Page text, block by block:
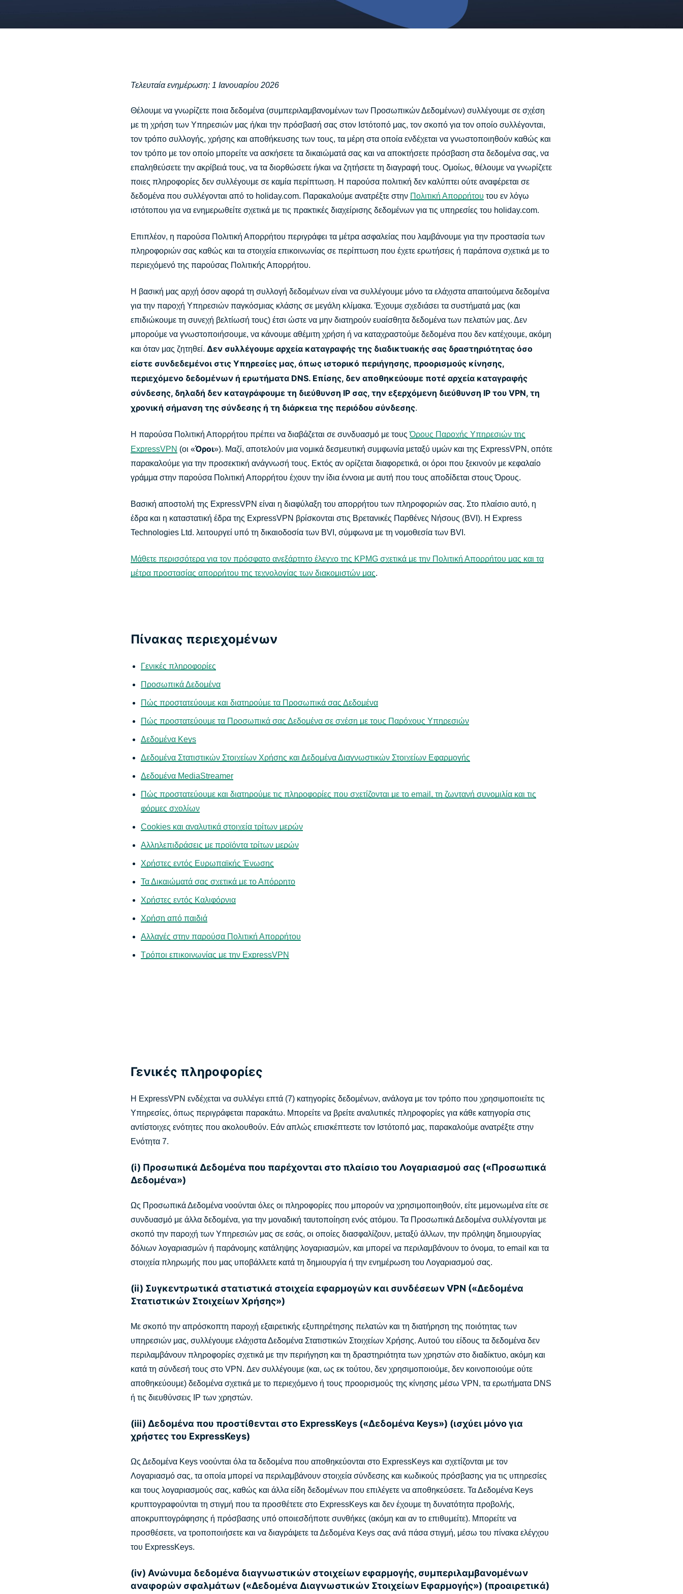
τεχνολογία
Defender
Ισχυρό πακέτο
εργαλείων
προστασίας
ταυτότητας,
παρακολούθησης
και αφαίρεσης
δεδομένων.
Τελευταία ενημέρωση: 1 Ιανουαρίου 2026
Θέλουμε να γνωρίζετε ποια δεδομένα (συμπεριλαμβανομένων των Προσωπικών Δεδομένων) συλλέγουμε σε σχέση
με τη χρήση των Υπηρεσιών μας ή/και την πρόσβασή σας στον Ιστότοπό μας, τον σκοπό για τον οποίο συλλέγονται,
τον τρόπο συλλογής, χρήσης και αποθήκευσης των τους, τα μέρη στα οποία ενδέχεται να γνωστοποιηθούν καθώς και
τον τρόπο με τον οποίο μπορείτε να ασκήσετε τα δικαιώματά σας και να αποκτήσετε πρόσβαση στα δεδομένα σας, να
επαληθεύσετε την ακρίβειά τους, να τα διορθώσετε ή/και να ζητήσετε τη διαγραφή τους. Ομοίως, θέλουμε να γνωρίζετε
ποιες πληροφορίες δεν συλλέγουμε σε καμία περίπτωση. Η παρούσα πολιτική δεν καλύπτει ούτε αναφέρεται σε
δεδομένα που συλλέγονται από το holiday.com. Παρακαλούμε ανατρέξτε στην Πολιτική Απορρήτου του εν λόγω
ιστότοπου για να ενημερωθείτε σχετικά με τις πρακτικές διαχείρισης δεδομένων για τις υπηρεσίες του holiday.com.
Επιπλέον, η παρούσα Πολιτική Απορρήτου περιγράφει τα μέτρα ασφαλείας που λαμβάνουμε για την προστασία των
πληροφοριών σας καθώς και τα στοιχεία επικοινωνίας σε περίπτωση που έχετε ερωτήσεις ή παράπονα σχετικά με το
περιεχόμενό της παρούσας Πολιτικής Απορρήτου.
Η βασική μας αρχή όσον αφορά τη συλλογή δεδομένων είναι να συλλέγουμε μόνο τα ελάχιστα απαιτούμενα δεδομένα
για την παροχή Υπηρεσιών παγκόσμιας κλάσης σε μεγάλη κλίμακα. Έχουμε σχεδιάσει τα συστήματά μας (και
επιδιώκουμε τη συνεχή βελτίωσή τους) έτσι ώστε να μην διατηρούν ευαίσθητα δεδομένα των πελατών μας. Δεν
μπορούμε να γνωστοποιήσουμε, να κάνουμε αθέμιτη χρήση ή να καταχραστούμε δεδομένα που δεν κατέχουμε, ακόμη
και όταν μας ζητηθεί. Δεν συλλέγουμε αρχεία καταγραφής της διαδικτυακής σας δραστηριότητας όσο
είστε συνδεδεμένοι στις Υπηρεσίες μας, όπως ιστορικό περιήγησης, προορισμούς κίνησης,
περιεχόμενο δεδομένων ή ερωτήματα DNS. Επίσης, δεν αποθηκεύουμε ποτέ αρχεία καταγραφής
σύνδεσης, δηλαδή δεν καταγράφουμε τη διεύθυνση IP σας, την εξερχόμενη διεύθυνση IP του VPN, τη
χρονική σήμανση της σύνδεσης ή τη διάρκεια της περιόδου σύνδεσης.
Η παρούσα Πολιτική Απορρήτου πρέπει να διαβάζεται σε συνδυασμό με τουςΌρους Παροχής Υπηρεσιών της
ExpressVPN (οι «Όροι»). Μαζί, αποτελούν μια νομικά δεσμευτική συμφωνία μεταξύ υμών και της ExpressVPN, οπότε
παρακαλούμε για την προσεκτική ανάγνωσή τους. Εκτός αν ορίζεται διαφορετικά, οι όροι που ξεκινούν με κεφαλαίο
γράμμα στην παρούσα Πολιτική Απορρήτου έχουν την ίδια έννοια με αυτή που τους αποδίδεται στους Όρους.
Βασική αποστολή της ExpressVPN είναι η διαφύλαξη του απορρήτου των πληροφοριών σας. Στο πλαίσιο αυτό, η
έδρα και η καταστατική έδρα της ExpressVPN βρίσκονται στις Βρετανικές Παρθένες Νήσους (BVI). Η Express
Technologies Ltd. λειτουργεί υπό τη δικαιοδοσία των BVI, σύμφωνα με τη νομοθεσία των BVI.
Μάθετε περισσότερα για τον πρόσφατο ανεξάρτητο έλεγχο της KPMG σχετικά με την Πολιτική Απορρήτου μας και τα
μέτρα προστασίας απορρήτου της τεχνολογίας των διακομιστών μας.
Πίνακας περιεχομένων
Γενικές πληροφορίες
Προσωπικά Δεδομένα
Πώς προστατεύουμε και διατηρούμε τα Προσωπικά σας Δεδομένα
Πώς προστατεύουμε τα Προσωπικά σας Δεδομένα σε σχέση με τους Παρόχους Υπηρεσιών
Δεδομένα Keys
Δεδομένα Στατιστικών Στοιχείων Χρήσης και Δεδομένα Διαγνωστικών Στοιχείων Εφαρμογής
Δεδομένα MediaStreamer
Πώς προστατεύουμε και διατηρούμε τις πληροφορίες που σχετίζονται με το email, τη ζωντανή συνομιλία και τις
φόρμες σχολίων
Cookies και αναλυτικά στοιχεία τρίτων μερών
Αλληλεπιδράσεις με προϊόντα τρίτων μερών
Χρήστες εντός Ευρωπαϊκής Ένωσης
Τα Δικαιώματά σας σχετικά με το Απόρρητο
Χρήστες εντός Καλιφόρνια
Χρήση από παιδιά
Αλλαγές στην παρούσα Πολιτική Απορρήτου
Τρόποι επικοινωνίας με την ExpressVPN
Γενικές πληροφορίες
Η ExpressVPN ενδέχεται να συλλέγει επτά (7) κατηγορίες δεδομένων, ανάλογα με τον τρόπο που χρησιμοποιείτε τις
Υπηρεσίες, όπως περιγράφεται παρακάτω. Μπορείτε να βρείτε αναλυτικές πληροφορίες για κάθε κατηγορία στις
αντίστοιχες ενότητες που ακολουθούν. Εάν απλώς επισκέπτεστε τον Ιστότοπό μας, παρακαλούμε ανατρέξτε στην
Ενότητα 7.
(i) Προσωπικά Δεδομένα που παρέχονται στο πλαίσιο του Λογαριασμού σας («Προσωπικά
Δεδομένα»)
Ως Προσωπικά Δεδομένα νοούνται όλες οι πληροφορίες που μπορούν να χρησιμοποιηθούν, είτε μεμονωμένα είτε σε
συνδυασμό με άλλα δεδομένα, για την μοναδική ταυτοποίηση ενός ατόμου. Τα Προσωπικά Δεδομένα συλλέγονται με
σκοπό την παροχή των Υπηρεσιών μας σε εσάς, οι οποίες διασφαλίζουν, μεταξύ άλλων, την πρόληψη δημιουργίας
δόλιων λογαριασμών ή παράνομης κατάληψης λογαριασμών, και μπορεί να περιλαμβάνουν το όνομα, το email και τα
στοιχεία πληρωμής που μας υποβάλλετε κατά τη δημιουργία ή την ενημέρωση του Λογαριασμού σας.
(ii) Συγκεντρωτικά στατιστικά στοιχεία εφαρμογών και συνδέσεων VPN («Δεδομένα
Στατιστικών Στοιχείων Χρήσης»)
Με σκοπό την απρόσκοπτη παροχή εξαιρετικής εξυπηρέτησης πελατών και τη διατήρηση της ποιότητας των
υπηρεσιών μας, συλλέγουμε ελάχιστα Δεδομένα Στατιστικών Στοιχείων Χρήσης. Αυτού του είδους τα δεδομένα δεν
περιλαμβάνουν πληροφορίες σχετικά με την περιήγηση και τη δραστηριότητα των χρηστών στο διαδίκτυο, ακόμη και
κατά τη σύνδεσή τους στο VPN. Δεν συλλέγουμε (και, ως εκ τούτου, δεν χρησιμοποιούμε, δεν κοινοποιούμε ούτε
αποθηκεύουμε) δεδομένα σχετικά με το περιεχόμενο ή τους προορισμούς της κίνησης μέσω VPN, τα ερωτήματα DNS
ή τις διευθύνσεις IP των χρηστών.
(iii) Δεδομένα που προστίθενται στο ExpressKeys («Δεδομένα Keys») (ισχύει μόνο για
χρήστες του ExpressKeys)
Ως Δεδομένα Keys νοούνται όλα τα δεδομένα που αποθηκεύονται στο ExpressKeys και σχετίζονται με τον
Λογαριασμό σας, τα οποία μπορεί να περιλαμβάνουν στοιχεία σύνδεσης και κωδικούς πρόσβασης για τις υπηρεσίες
και τους λογαριασμούς σας, καθώς και άλλα είδη δεδομένων που επιλέγετε να αποθηκεύσετε. Τα Δεδομένα Keys
κρυπτογραφούνται τη στιγμή που τα προσθέτετε στο ExpressKeys και δεν έχουμε τη δυνατότητα προβολής,
αποκρυπτογράφησης ή πρόσβασης υπό οποιεσδήποτε συνθήκες (ακόμη και αν το επιθυμείτε). Μπορείτε να
προσθέσετε, να τροποποιήσετε και να διαγράψετε τα Δεδομένα Keys σας ανά πάσα στιγμή, μέσω του πίνακα ελέγχου
του ExpressKeys.
(iv) Ανώνυμα δεδομένα διαγνωστικών στοιχείων εφαρμογής, συμπεριλαμβανομένων
αναφορών σφαλμάτων («Δεδομένα Διαγνωστικών Στοιχείων Εφαρμογής») (προαιρετικά)